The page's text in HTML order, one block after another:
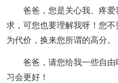
爸爸，您是关心我、疼爱
求，可您也要理解我呀！您
为代价，换来您所谓的高分。
爸爸，请您给我一些自由
习会更好！